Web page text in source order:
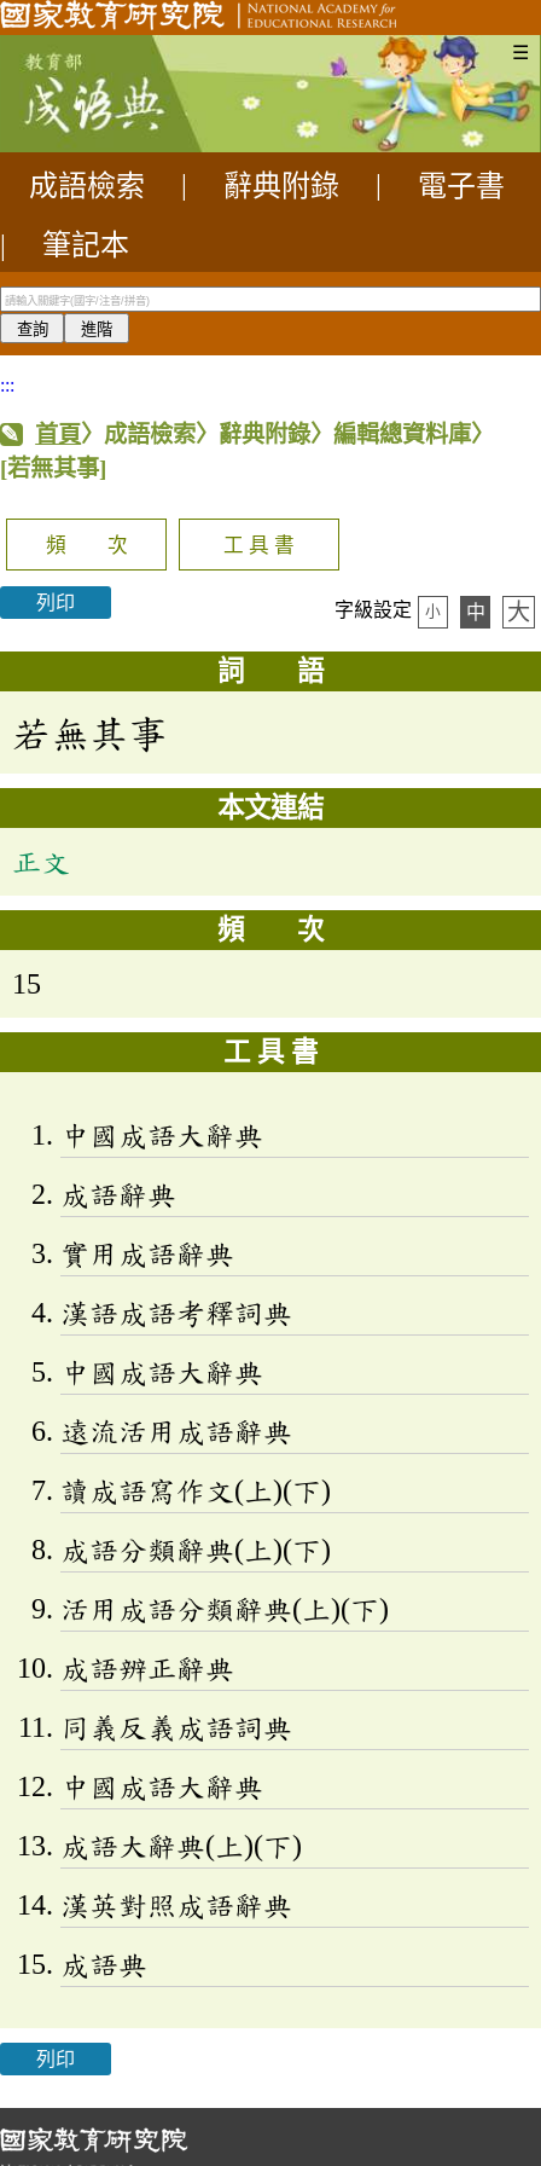
☰
成語檢索 辭典附錄
電子書
|
筆記本
:::
首頁〉成語檢索〉辭典附錄〉編輯總資料庫〉
[若無其事]
頻 次 工 具 書
列印 字級設定 小 中 大
詞 語
若無其事
本文連結
正文
頻 次
15
工 具 書
中國成語大辭典
成語辭典
實用成語辭典
漢語成語考釋詞典
中國成語大辭典
遠流活用成語辭典
讀成語寫作文(上)(下)
成語分類辭典(上)(下)
活用成語分類辭典(上)(下)
成語辨正辭典
同義反義成語詞典
中國成語大辭典
成語大辭典(上)(下)
漢英對照成語辭典
成語典
列印